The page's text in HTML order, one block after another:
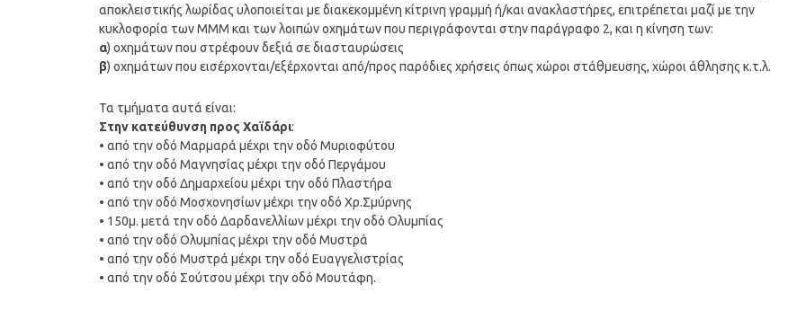
αποκλειστικής λωρίδας υλοποιείται με διακεκομμένη κίτρινη γραμμή ή/και ανακλαστήρες, επιτρέπεται μαζί με την
κυκλοφορία των ΜΜΜ και των λοιπών οχημάτων που περιγράφονται στην παράγραφο 2, και η κίνηση των:
α) οχημάτων που στρέφουν δεξιά σε διασταυρώσεις
β) οχημάτων που εισέρχονται/εξέρχονται από/προς παρόδιες χρήσεις όπως χώροι στάθμευσης, χώροι άθλησης κ.τ.λ.
Τα τμήματα αυτά είναι:
Στην κατεύθυνση προς Χαϊδάρι:
• από την οδό Μαρμαρά μέχρι την οδό Μυριοφύτου
• από την οδό Μαγνησίας μέχρι την οδό Περγάμου
• από την οδό Δημαρχείου μέχρι την οδό Πλαστήρα
• από την οδό Μοσχονησίων μέχρι την οδό Χρ.Σμύρνης
• 150μ. μετά την οδό Δαρδανελλίων μέχρι την οδό Ολυμπίας
• από την οδό Ολυμπίας μέχρι την οδό Μυστρά
• από την οδό Μυστρά μέχρι την οδό Ευαγγελιστρίας
• από την οδό Σούτσου μέχρι την οδό Μουτάφη.